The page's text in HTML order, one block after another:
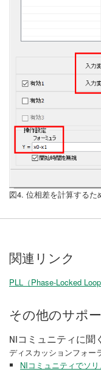
図4. 位相差を計算する
関連リンク
PLL（Phase-Locked
その他のサポ
NIコミュニティに聞く
ディスカッションフォー
NIコミュニティでソ